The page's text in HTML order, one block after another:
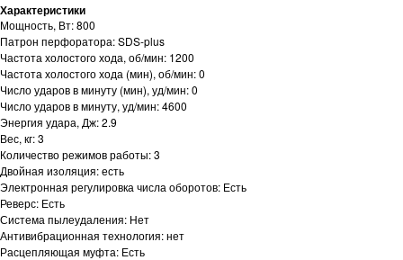
Характеристики
Мощность, Вт: 800
Патрон перфоратора: SDS-plus
Частота холостого хода, об/мин: 1200
Частота холостого хода (мин), об/мин: 0
Число ударов в минуту (мин), уд/мин: 0
Число ударов в минуту, уд/мин: 4600
Энергия удара, Дж: 2.9
Вес, кг: 3
Количество режимов работы: 3
Двойная изоляция: есть
Электронная регулировка числа оборотов: Есть
Реверс: Есть
Система пылеудаления: Нет
Антивибрационная технология: нет
Расцепляющая муфта: Есть